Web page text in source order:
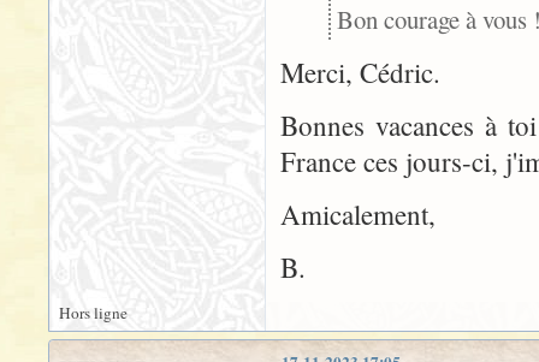
Bon courage à vous
Merci, Cédric.
Bonnes vacances à
France ces jours-ci,
Amicalement,
B.
Hors ligne